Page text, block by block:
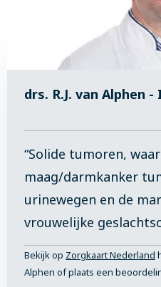
drs. R.J. van Alphen
“Solide tumoren,
maag/darmkanker
urinewegen en de
vrouwelijke
Bekijk op Zorgkaart Nederland
Alphen of plaats een